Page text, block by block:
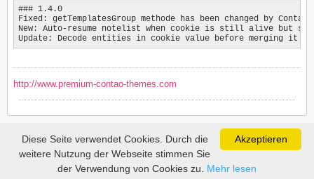
### 1.4.0
Fixed: getTemplatesGroup methode has been changed by Contao
New: Auto-resume notelist when cookie is still alive but
Update: Decode entities in cookie value before merging it
http://www.premium-contao-themes.com
Akzeptieren
Diese Seite verwendet Cookies. Durch die
weitere Nutzung der Webseite stimmen Sie
der Verwendung von Cookies zu. Mehr lesen